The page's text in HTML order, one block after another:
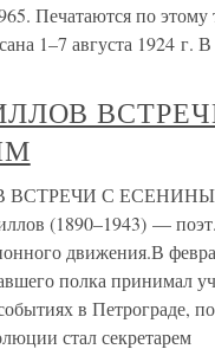
Печатаются по этому
1–7 августа 1924 г. В
ВСТРЕЧИ С
(1890–1943) —
движения.В
полка принимал
в Петрограде,
стал секретарем